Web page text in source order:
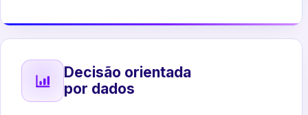
Decisão orientada
por dados